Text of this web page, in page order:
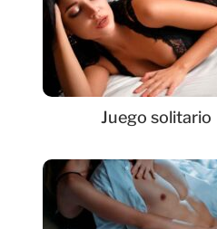
Juego solitario